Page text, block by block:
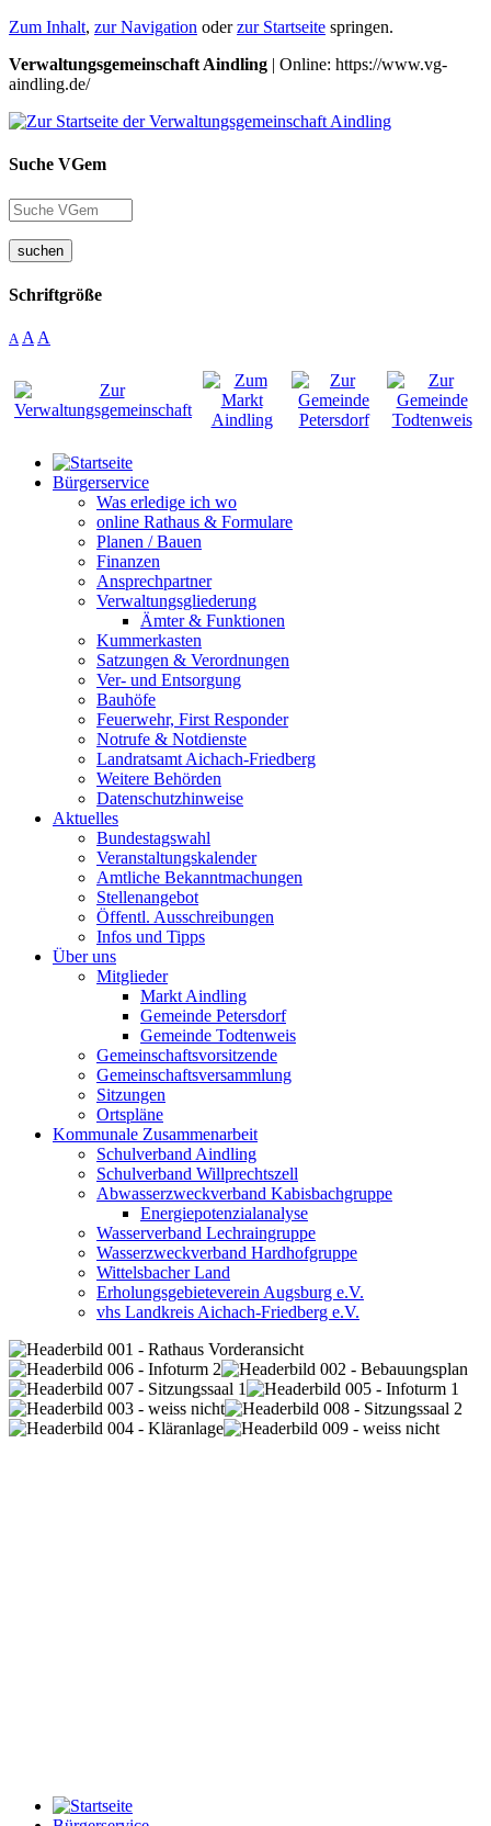
Zum Inhalt, zur Navigation oderzur Startseite springen.
Verwaltungsgemeinschaft Aindling | Online: https://www.vg-
aindling.de/
Suche VGem
suchen
Schriftgröße
A A A
Bürgerservice
Was erledige ich wo
online Rathaus & Formulare
Planen / Bauen
Finanzen
Ansprechpartner
Verwaltungsgliederung
Ämter & Funktionen
Kummerkasten
Satzungen & Verordnungen
Ver- und Entsorgung
Bauhöfe
Feuerwehr, First Responder
Notrufe & Notdienste
Landratsamt Aichach-Friedberg
Weitere Behörden
Datenschutzhinweise
Aktuelles
Bundestagswahl
Veranstaltungskalender
Amtliche Bekanntmachungen
Stellenangebot
Öffentl. Ausschreibungen
Infos und Tipps
Über uns
Mitglieder
Markt Aindling
Gemeinde Petersdorf
Gemeinde Todtenweis
Gemeinschaftsvorsitzende
Gemeinschaftsversammlung
Sitzungen
Ortspläne
Kommunale Zusammenarbeit
Schulverband Aindling
Schulverband Willprechtszell
Abwasserzweckverband Kabisbachgruppe
Energiepotenzialanalyse
Wasserverband Lechraingruppe
Wasserzweckverband Hardhofgruppe
Wittelsbacher Land
Erholungsgebieteverein Augsburg e.V.
vhs Landkreis Aichach-Friedberg e.V.